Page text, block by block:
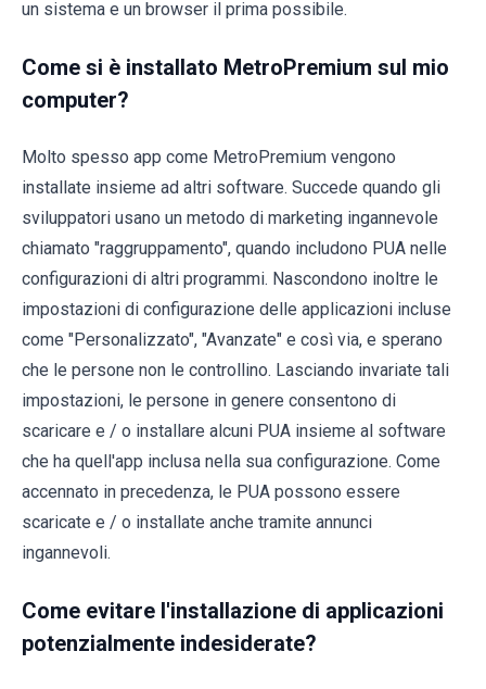
un sistema e un browser il prima possibile.
Come si è installato MetroPremium sul mio
computer?
Molto spesso app come MetroPremium vengono
installate insieme ad altri software. Succede quando gli
sviluppatori usano un metodo di marketing ingannevole
chiamato "raggruppamento", quando includono PUA nelle
configurazioni di altri programmi. Nascondono inoltre le
impostazioni di configurazione delle applicazioni incluse
come "Personalizzato", "Avanzate" e così via, e sperano
che le persone non le controllino. Lasciando invariate tali
impostazioni, le persone in genere consentono di
scaricare e / o installare alcuni PUA insieme al software
che ha quell'app inclusa nella sua configurazione. Come
accennato in precedenza, le PUA possono essere
scaricate e / o installate anche tramite annunci
ingannevoli.
Come evitare l'installazione di applicazioni
potenzialmente indesiderate?